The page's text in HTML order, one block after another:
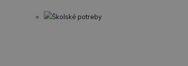
Školské potreby